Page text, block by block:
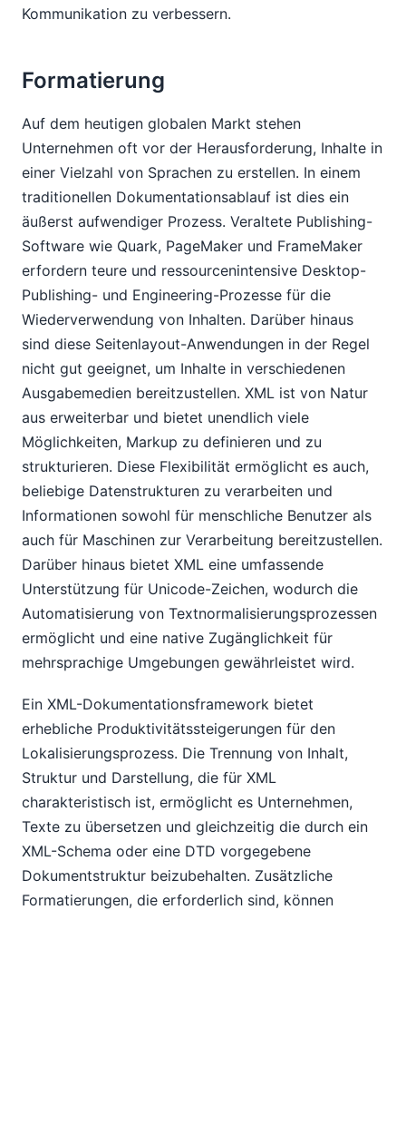
Kommunikation zu verbessern.
Formatierung
Auf dem heutigen globalen Markt stehen
Unternehmen oft vor der Herausforderung, Inhalte in
einer Vielzahl von Sprachen zu erstellen. In einem
traditionellen Dokumentationsablauf ist dies ein
äußerst aufwendiger Prozess. Veraltete Publishing-
Software wie Quark, PageMaker und FrameMaker
erfordern teure und ressourcenintensive Desktop-
Publishing- und Engineering-Prozesse für die
Wiederverwendung von Inhalten. Darüber hinaus
sind diese Seitenlayout-Anwendungen in der Regel
nicht gut geeignet, um Inhalte in verschiedenen
Ausgabemedien bereitzustellen. XML ist von Natur
aus erweiterbar und bietet unendlich viele
Möglichkeiten, Markup zu definieren und zu
strukturieren. Diese Flexibilität ermöglicht es auch,
beliebige Datenstrukturen zu verarbeiten und
Informationen sowohl für menschliche Benutzer als
auch für Maschinen zur Verarbeitung bereitzustellen.
Darüber hinaus bietet XML eine umfassende
Unterstützung für Unicode-Zeichen, wodurch die
Automatisierung von Textnormalisierungsprozessen
ermöglicht und eine native Zugänglichkeit für
mehrsprachige Umgebungen gewährleistet wird.
Ein XML-Dokumentationsframework bietet
erhebliche Produktivitätssteigerungen für den
Lokalisierungsprozess. Die Trennung von Inhalt,
Struktur und Darstellung, die für XML
charakteristisch ist, ermöglicht es Unternehmen,
Texte zu übersetzen und gleichzeitig die durch ein
XML-Schema oder eine DTD vorgegebene
Dokumentstruktur beizubehalten. Zusätzliche
Formatierungen, die erforderlich sind, können